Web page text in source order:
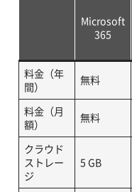
Microsoft
365
料金（年
間）
無料
料金（月
額）
無料
クラウド
ストレー
ジ
5 GB